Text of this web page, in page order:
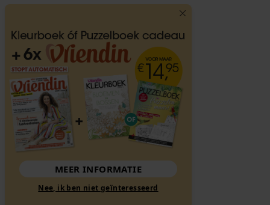
MEER INFORMATIE
Nee, ik ben niet geïnteresseerd